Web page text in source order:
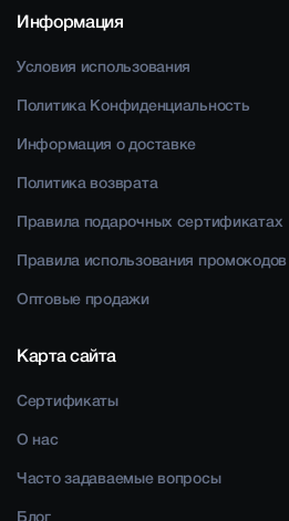
Информация
Условия использования
Политика Конфиденциальность
Информация о доставке
Политика возврата
Правила подарочных сертификатах
Правила использования промокодов
Оптовые продажи
Карта сайта
Сертификаты
О нас
Часто задаваемые вопросы